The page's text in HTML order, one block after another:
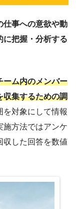
仕事への意欲や動
に把握・分析する
ーム内のメンバー
収集するための調
を対象にして情報
施方法ではアンケ
収した回答を数値